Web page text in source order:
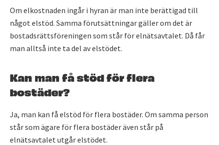
Om elkostnaden ingår i hyran är man inte berättigad till
något elstöd. Samma förutsättningar gäller om det är
bostadsrättsföreningen som står för elnätsavtalet. Då får
man alltså inte ta del av elstödet.
Kan man få stöd för flera
bostäder?
Ja, man kan få elstöd för flera bostäder. Om samma person
står som ägare för flera bostäder även står på
elnätsavtalet utgår elstödet.